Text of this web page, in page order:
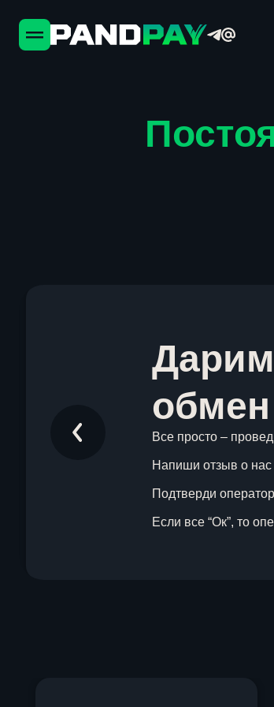
Все просто –
Напиши отзыв о
Подтверди
Если все “Ок”, то